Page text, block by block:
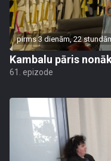
pirms 3 dienām, 22
Kambalu pāris
61. epizode